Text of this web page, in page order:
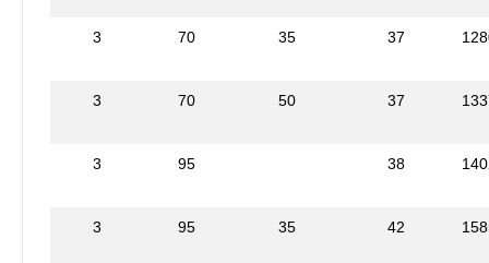
3 70 35 37
3 70 50 37
3 95 38
3 95 35 42